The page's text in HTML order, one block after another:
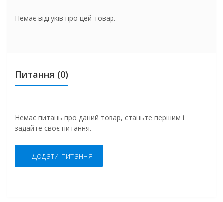
Немає відгуків про цей товар.
Питання (0)
Немає питань про даний товар, станьте першим і
задайте своє питання.
+ Додати питання